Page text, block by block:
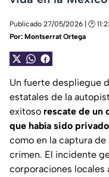
Publicado 27/05/2026 | 🕑
Por: Montserrat Ortega
Un fuerte despliegue
estatales de la
exitoso rescate de un
que había sido
como en la captura
crimen. El incidente
corporaciones locales